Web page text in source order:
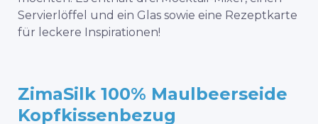
Servierlöffel und ein Glas sowie eine Rezeptkarte
für leckere Inspirationen!
ZimaSilk 100% Maulbeerseide
Kopfkissenbezug